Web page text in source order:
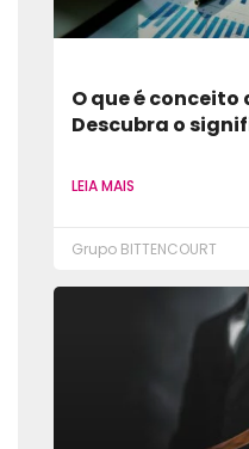
O que é conceito
Descubra o
LEIA MAIS
Grupo BITTENCOURT